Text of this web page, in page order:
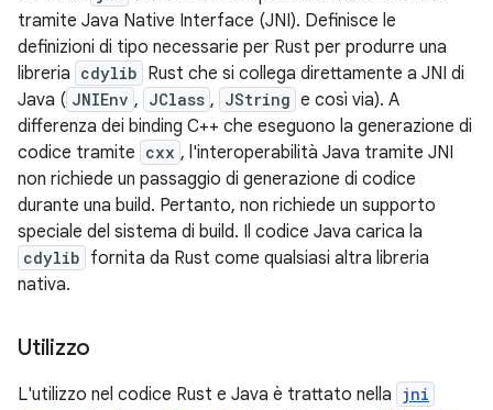
tramite Java Native Interface (JNI). Definisce le
definizioni di tipo necessarie per Rust per produrre una
libreria cdylib Rust che si collega direttamente a JNI di
Java ( JNIEnv , JClass , JString e così via). A
differenza dei binding C++ che eseguono la generazione di
codice tramite cxx , l'interoperabilità Java tramite JNI
non richiede un passaggio di generazione di codice
durante una build. Pertanto, non richiede un supporto
speciale del sistema di build. Il codice Java carica la
cdylib fornita da Rust come qualsiasi altra libreria
nativa.
Utilizzo
L'utilizzo nel codice Rust e Java è trattato nella jni